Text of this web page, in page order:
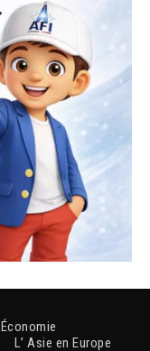
Économie
L’ Asie en Europe